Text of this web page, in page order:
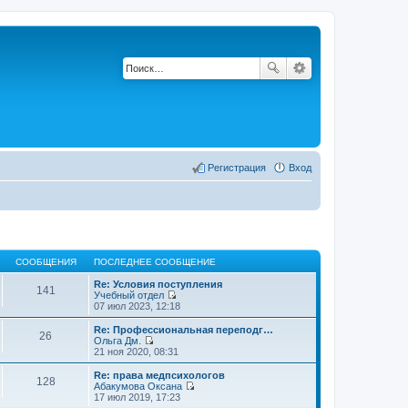
Вход
Регистрация
СООБЩЕНИЯ ПОСЛЕДНЕЕ СООБЩЕНИЕ
141
Re: Условия поступления
Учебный отдел
П
е
р
е
т
к
п
о
07 июл 2023, 12:18
26
Re: Профессиональная переподг…
Ольга Дм.
П
е
р
е
й
т
21 ноя 2020, 08:31
128
Re: права медпсихологов
Абакумова Оксана
е
17 июл 2019, 17:23